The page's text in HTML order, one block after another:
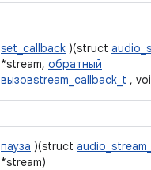
set_callback )(struct
*stream, обратный
вызовstream_callback_t ,
пауза )(struct
*stream)